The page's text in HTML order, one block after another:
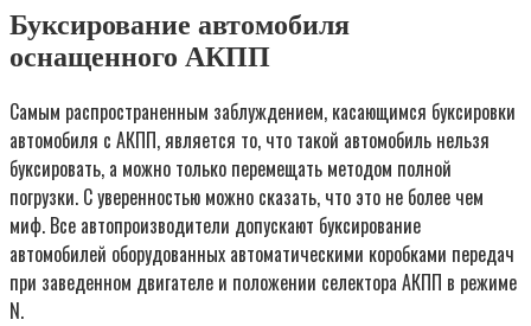
Буксирование автомобиля
оснащенного АКПП
Самым распространенным заблуждением, касающимся буксировки
автомобиля с АКПП, является то, что такой автомобиль нельзя
буксировать, а можно только перемещать методом полной
погрузки. С уверенностью можно сказать, что это не более чем
миф. Все автопроизводители допускают буксирование
автомобилей оборудованных автоматическими коробками передач
при заведенном двигателе и положении селектора АКПП в режиме
N.